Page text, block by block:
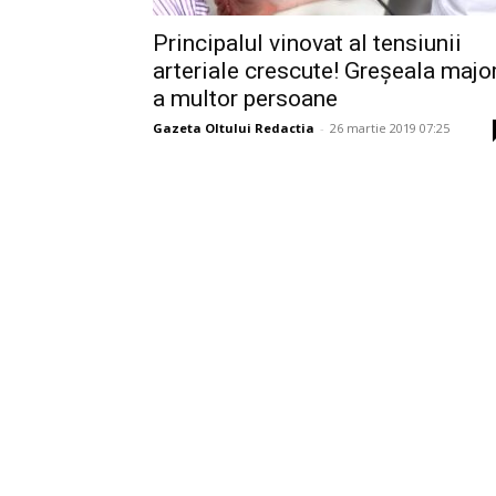
Principalul vinovat al tensiunii
arteriale crescute! Greșeala
a multor persoane
Gazeta Oltului Redactia - 26 martie 2019 07:25